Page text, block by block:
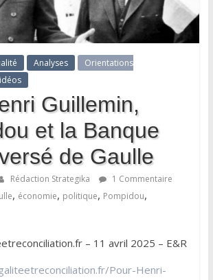
Analyses
Orientations
Guillemin,
et la Banque
de Gaulle
Rédaction Strategika
1 Commentaire
, économie, politique, Pompidou,
– 11 avril 2025 – E&R
Pour-Henri-